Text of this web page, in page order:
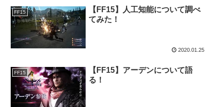
FF15
【FF15】人工知能について調べ
てみた！
2020.01.25
FF15
【FF15】アーデンについて語
る！